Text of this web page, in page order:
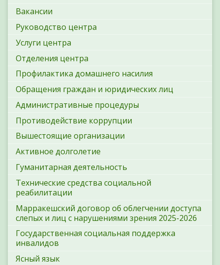
Вакансии
Руководство центра
Услуги центра
Отделения центра
Профилактика домашнего насилия
Обращения граждан и юридических лиц
Административные процедуры
Противодействие коррупции
Вышестоящие организации
Активное долголетие
Гуманитарная деятельность
Технические средства социальной
реабилитации
Марракешский договор об облегчении доступа
слепых и лиц с нарушениями зрения 2025-2026
Государственная социальная поддержка
инвалидов
Ясный язык